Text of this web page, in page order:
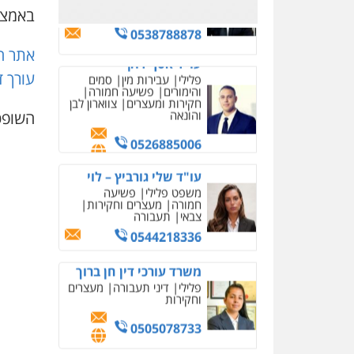
עו"ד שלי גורביץ – לוי
חמורה מעצרים וחקירות
צבאי תעבורה
0544218336
משרד עורכי דין חן ברוך
פלילי דיני תעבורה מעצרים
0505078733
עו"ד קארין לגטיוי
0507446995
משרד עורכי דין טאי
שרקי
אתר
עורך